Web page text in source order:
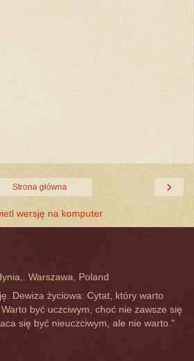
›
Strona główna
wersję na komputer
Warszawa, Poland
Dewiza życiowa: Cytat, który warto
być uczciwym, choć nie zawsze się
się być nieuczciwym, ale nie warto."